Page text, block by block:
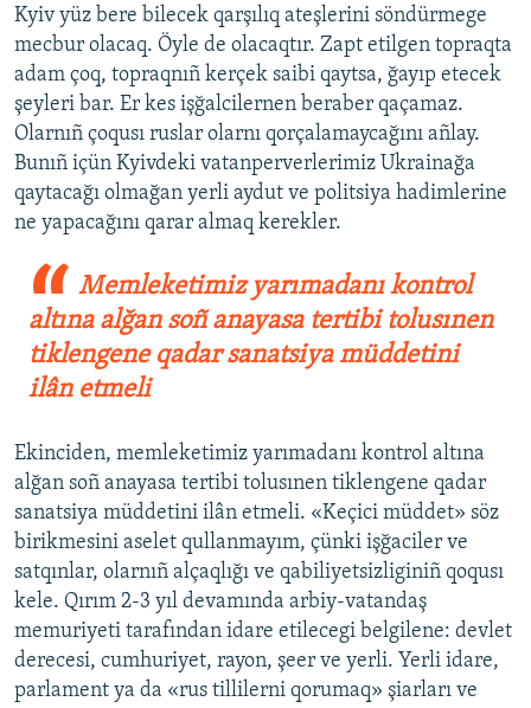
Kyiv yüz bere bilecek qarşılıq ateşlerini söndürmege
mecbur olacaq. Öyle de olacaqtır. Zapt etilgen topraqta
adam çoq, topraqnıñ kerçek saibi qaytsa, ğayıp etecek
şeyleri bar. Er kes işğalcilernen beraber qaçamaz.
Olarnıñ çoqusı ruslar olarnı qorçalamaycağını añlay.
Bunıñ içün Kyivdeki vatanperverlerimiz Ukrainağa
qaytacağı olmağan yerli aydut ve politsiya hadimlerine
ne yapacağını qarar almaq kerekler.
Memleketimiz yarımadanı kontrol
altına alğan soñ anayasa tertibi tolusınen
tiklengene qadar sanatsiya müddetini
ilân etmeli
Ekinciden, memleketimiz yarımadanı kontrol altına
alğan soñ anayasa tertibi tolusınen tiklengene qadar
sanatsiya müddetini ilân etmeli. «Keçici müddet» söz
birikmesini aselet qullanmayım, çünki işğaciler ve
satqınlar, olarnıñ alçaqlığı ve qabiliyetsizliginiñ qoqusı
kele. Qırım 2-3 yıl devamında arbiy-vatandaş
memuriyeti tarafından idare etilecegi belgilene: devlet
derecesi, cumhuriyet, rayon, şeer ve yerli. Yerli idare,
parlament ya da «rus tillilerni qorumaq» şiarları ve